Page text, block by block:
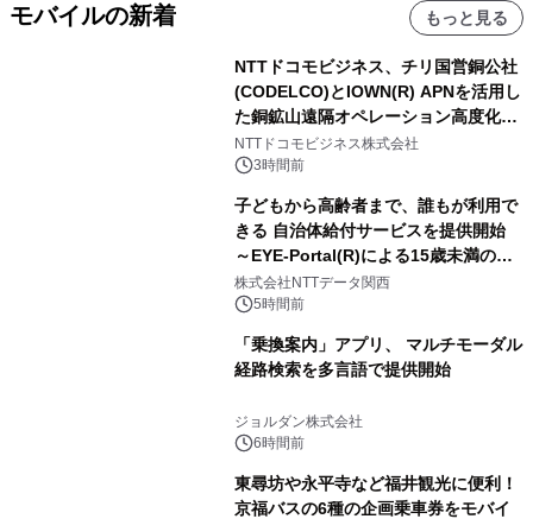
モバイルの新着 もっと見る
NTTドコモビジネス、チリ国営銅公社
(CODELCO)とIOWN(R) APNを活用し
た銅鉱山遠隔オペレーション高度化に
向けた調査・実証を開始
NTTドコモビジネス株式会社
3時間前
子どもから高齢者まで、誰もが利用で
きる 自治体給付サービスを提供開始
～EYE-Portal(R)による15歳未満の本
人認証と デジタルデバイド対策で実現
～
株式会社NTTデータ関西
5時間前
「乗換案内」アプリ、 マルチモーダル
経路検索を多言語で提供開始
ジョルダン株式会社
6時間前
東尋坊や永平寺など福井観光に便利！
京福バスの6種の企画乗車券をモバイ